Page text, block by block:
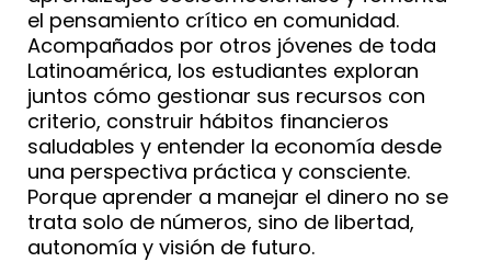
el pensamiento crítico en comunidad.
Acompañados por otros jóvenes de toda
Latinoamérica, los estudiantes exploran
juntos cómo gestionar sus recursos con
criterio, construir hábitos financieros
saludables y entender la economía desde
una perspectiva práctica y consciente.
Porque aprender a manejar el dinero no se
trata solo de números, sino de libertad,
autonomía y visión de futuro.